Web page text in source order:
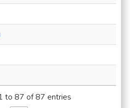
to 87 of 87 entries